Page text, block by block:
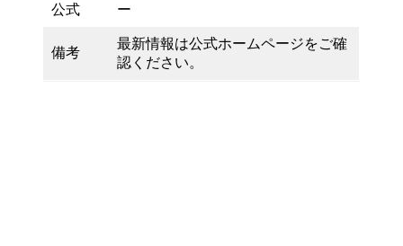
公式 ー
備考
最新情報は公式ホームページをご確
認ください。